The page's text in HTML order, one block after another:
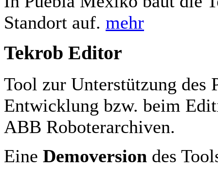
Standort auf. mehr
Tekrob Editor
Tool zur Unterstützung des
Entwicklung bzw. beim
ABB Roboterarchiven.
Eine Demoversion des